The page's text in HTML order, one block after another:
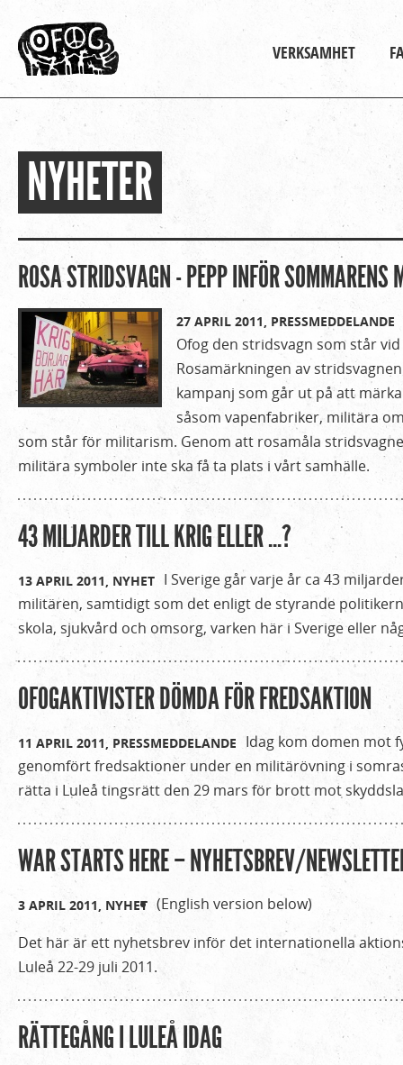
Huvudmeny
VERKSAMHET
Du
är
här
Hem
Ofog
›
Nyheter
NYHETER
ROSA STRIDSVAGN - PEPP INFÖR SOMMARENS
27 APRIL 2011, PRESSMEDDELANDE
Ofog den stridsvagn som står
Rosamärkningen av
kampanj som går ut på att
såsom vapenfabriker, militära
som står för militarism. Genom att rosamåla
militära symboler inte ska få ta plats i vårt samhälle.
43 MILJARDER TILL KRIG ELLER ...?
13 APRIL 2011, NYHET I Sverige går varje år ca 43
militären, samtidigt som det enligt de styrande
skola, sjukvård och omsorg, varken här i Sverige eller
OFOGAKTIVI​STER DÖMDA FÖR FREDSAKTIO​N
11 APRIL 2011, PRESSMEDDELANDE
Idag kom domen mot
genomfört fredsaktioner under en militärövning i
rätta i Luleå tingsrätt den 29 mars för brott mot
WAR STARTS HERE – NYHETSBREV/
3 APRIL 2011, NYHET (English version below)
Det här är ett nyhetsbrev inför det internationella
Luleå 22-29 juli 2011.
RÄTTEGÅNG I LULEÅ IDAG